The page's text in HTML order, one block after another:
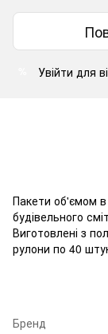
Увійти для
Пакети об'ємом в
будівельного
Виготовлені з
рулони по 40
Бренд